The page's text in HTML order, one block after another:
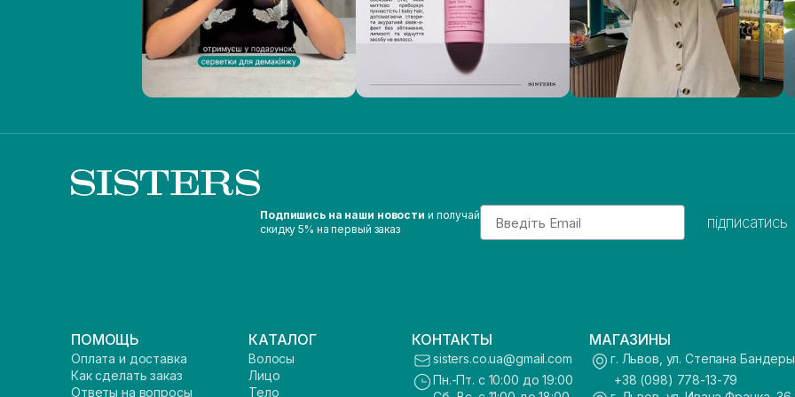
Подпишись на наши новости и получай
скидку 5% на первый заказ
Email
підписатись
ПОМОЩЬ
Оплата и доставка
Как сделать заказ
Ответы на вопросы
КАТАЛОГ
Волосы
Лицо
Тело
КОНТАКТЫ
sisters.co.ua@gmail.com
Пн.-Пт. с 10:00 до 19:00
МАГАЗИНЫ
г. Львов, ул. Степана
+38 (098) 778-13-79